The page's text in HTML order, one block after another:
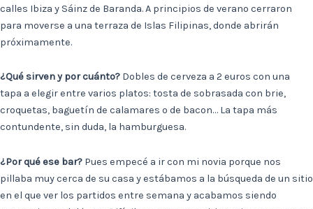
calles Ibiza y Sáinz de Baranda. A principios de verano cerraron
para moverse a una terraza de Islas Filipinas, donde abrirán
próximamente.
¿Qué sirven y por cuánto? Dobles de cerveza a 2 euros con una
tapa a elegir entre varios platos: tosta de sobrasada con brie,
croquetas, baguetín de calamares o de bacon… La tapa más
contundente, sin duda, la hamburguesa.
¿Por qué ese bar? Pues empecé a ir con mi novia porque nos
pillaba muy cerca de su casa y estábamos a la búsqueda de un sitio
en el que ver los partidos entre semana y acabamos siendo